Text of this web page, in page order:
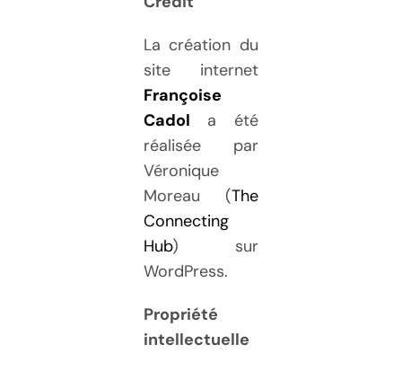
La création du
site internet
Françoise
Cadol
a été
réalisée par
Véronique
Moreau (The
Connecting
Hub) sur
WordPress.
Propriété
intellectuelle